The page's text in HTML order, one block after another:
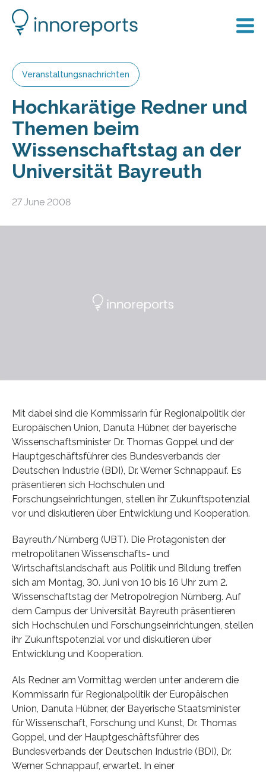
Veranstaltungsnachrichten
Hochkarätige Redner und
Themen beim
Wissenschaftstag an der
Universität Bayreuth
27 June 2008
Mit dabei sind die Kommissarin für Regionalpolitik der
Europäischen Union, Danuta Hübner, der bayerische
Wissenschaftsminister Dr. Thomas Goppel und der
Hauptgeschäftsführer des Bundesverbands der
Deutschen Industrie (BDI), Dr. Werner Schnappauf. Es
präsentieren sich Hochschulen und
Forschungseinrichtungen, stellen ihr Zukunftspotenzial
vor und diskutieren über Entwicklung und Kooperation.
Bayreuth/Nürnberg (UBT). Die Protagonisten der
metropolitanen Wissenschafts- und
Wirtschaftslandschaft aus Politik und Bildung treffen
sich am Montag, 30. Juni von 10 bis 16 Uhr zum 2.
Wissenschaftstag der Metropolregion Nürnberg. Auf
dem Campus der Universität Bayreuth präsentieren
sich Hochschulen und Forschungseinrichtungen, stellen
ihr Zukunftspotenzial vor und diskutieren über
Entwicklung und Kooperation.
Als Redner am Vormittag werden unter anderem die
Kommissarin für Regionalpolitik der Europäischen
Union, Danuta Hübner, der Bayerische Staatsminister
für Wissenschaft, Forschung und Kunst, Dr. Thomas
Goppel, und der Hauptgeschäftsführer des
Bundesverbands der Deutschen Industrie (BDI), Dr.
Werner Schnappauf, erwartet. In einer